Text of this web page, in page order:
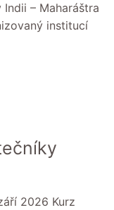
– Maharáštra
institucí
2026 Kurz